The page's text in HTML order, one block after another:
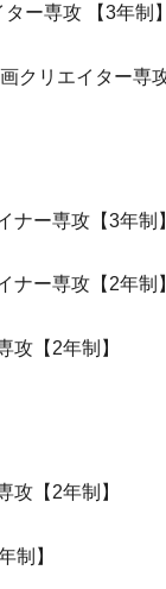
ー専攻 【3年制】
クリエイター専
ナー専攻【3年制】
ナー専攻【2年制】
攻【2年制】
攻【2年制】
制】